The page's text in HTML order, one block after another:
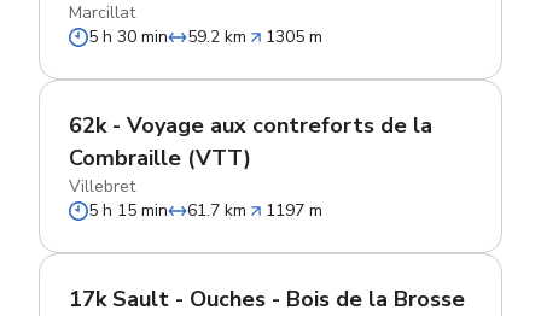
Marcillat
5 h 30 min
59.2 km 1305 m
62k - Voyage aux contreforts de la
Combraille (VTT)
Villebret
5 h 15 min
61.7 km 1197 m
17k Sault - Ouches - Bois de la Brosse